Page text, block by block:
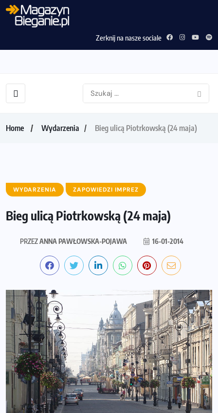
Zerknij na nasze sociale
Home Wydarzenia Bieg ulicą Piotrkowską (24 maja)
WYDARZENIA ZAPOWIEDZI IMPREZ
Bieg ulicą Piotrkowską (24 maja)
PRZEZANNA PAWŁOWSKA-POJAWA 16-01-2014